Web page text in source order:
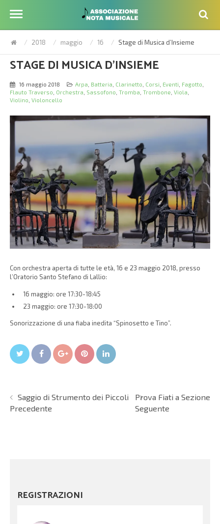
2018 maggio 16 Stage di Musica d’Insieme
STAGE DI MUSICA D’INSIEME
16 maggio 2018 Arpa Batteria Clarinetto Corsi Eventi Fagotto
Flauto Traverso
Orchestra Sassofono Tromba Trombone Viola
Violino Violoncello
Con orchestra aperta di tutte le età, 16 e 23 maggio 2018, presso
l’Oratorio Santo Stefano di Lallio:
16 maggio: ore 17:30-18:45
23 maggio: ore 17:30-18:00
Sonorizzazione di una fiaba inedita “Spinosetto e Tino”.
TwitterFacebookGoogle+Pin It
Saggio di Strumento dei Piccoli
Precedente
Prova Fiati a Sezione
Seguente
REGISTRAZIONI